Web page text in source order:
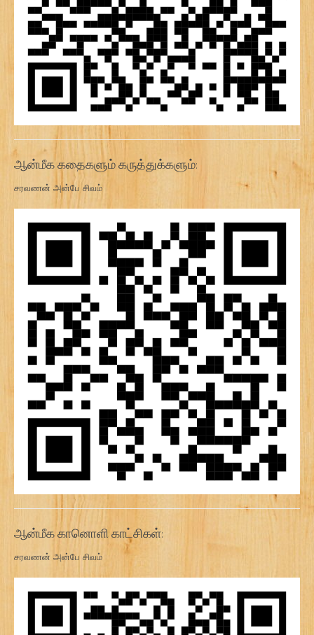
ஆன்மீக கதைகளும் கருத்துக்களும்:
சரவணன் அன்பே சிவம்
ஆன்மீக கானொளி காட்சிகள்:
சரவணன் அன்பே சிவம்